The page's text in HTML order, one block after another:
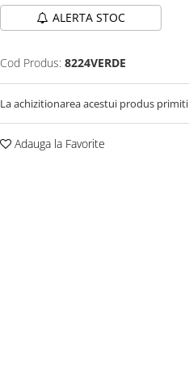
ALERTA STOC
Cod Produs: 8224VERDE
La achizitionarea acestui produs primiti
Adauga la Favorite